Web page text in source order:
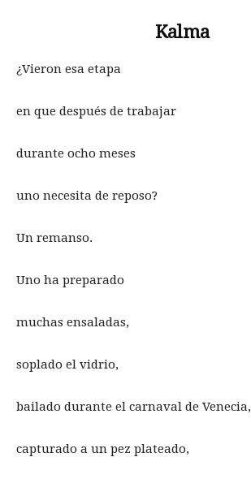
Kalma
¿Vieron esa etapa
en que después de trabajar
durante ocho meses
uno necesita de reposo?
Un remanso.
Uno ha preparado
muchas ensaladas,
soplado el vidrio,
bailado durante el carnaval de Venecia,
capturado a un pez plateado,